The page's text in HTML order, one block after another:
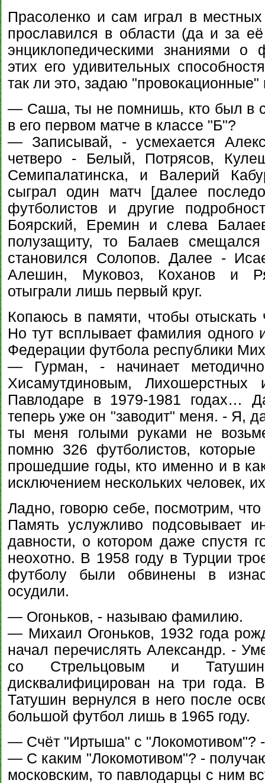
Прасоленко и сам играл в
прославился в области (да и за
энциклопедическими знаниями
этих его удивительных
так ли это, задаю "провокационные"
— Саша, ты не помнишь, кто был в
в его первом матче в классе "Б"?
— Записывай, - усмехается
четверо - Белый, Потрясов,
Семипалатинска, и Валерий
сыграл один матч [далее
футболистов и другие
Боярский, Еремин и слева
полузащиту, то Балаев
становился Солопов. Далее -
Алешин, Муковоз, Коханов и
отыграли лишь первый круг.
Копаюсь в памяти, чтобы отыскать
Но тут всплывает фамилия одного
Федерации футбола республики
— Гурман, - начинает
Хисамутдиновым,
Павлодаре в 1979-1981 годах…
теперь уже он "заводит" меня. - Я,
ты меня голыми руками не
помню 326 футболистов,
прошедшие годы, кто именно и в
исключением нескольких человек,
Ладно, говорю себе, посмотрим,
Память услужливо подсовывает
давности, о котором даже спустя
неохотно. В 1958 году в Турции
футболу были обвинены в
осудили.
— Огоньков, - называю фамилию.
— Михаил Огоньков, 1932 года
начал перечислять Александр. -
со Стрельцовым и
дисквалифицирован на три года.
Татушин вернулся в него после
большой футбол лишь в 1965 году.
— Счёт "Иртыша" с "Локомотивом"?
— С каким "Локомотивом"? -
московским, то павлодарцы с ним